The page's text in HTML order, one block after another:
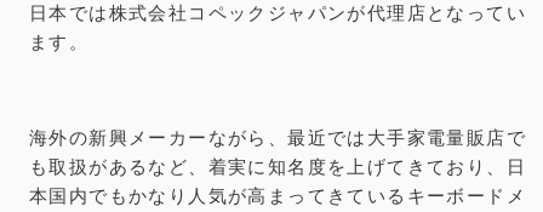
日本では株式会社コペックジャパンが代理店となってい
ます。
海外の新興メーカーながら、最近では大手家電量販店で
も取扱があるなど、着実に知名度を上げてきており、日
本国内でもかなり人気が高まってきているキーボードメ